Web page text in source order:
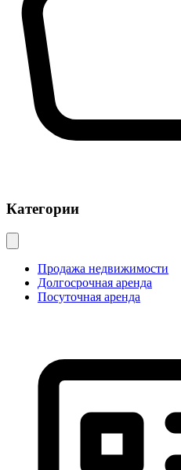
Категории
Продажа недвижимости
Долгосрочная аренда
Посуточная аренда